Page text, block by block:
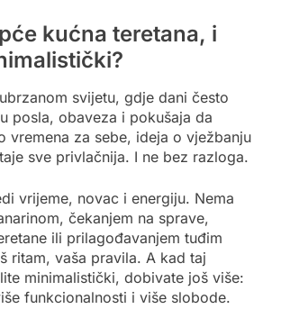
kućna teretana, i
svijetu, gdje dani često
posla, obaveza i pokušaja da
vremena za sebe, ideja o vježbanju
sve privlačnija. I ne bez razloga.
vrijeme, novac i energiju. Nema
čekanjem na sprave,
ili prilagođavanjem tuđim
ritam, vaša pravila. A kad taj
minimalistički, dobivate još više:
funkcionalnosti i više slobode.